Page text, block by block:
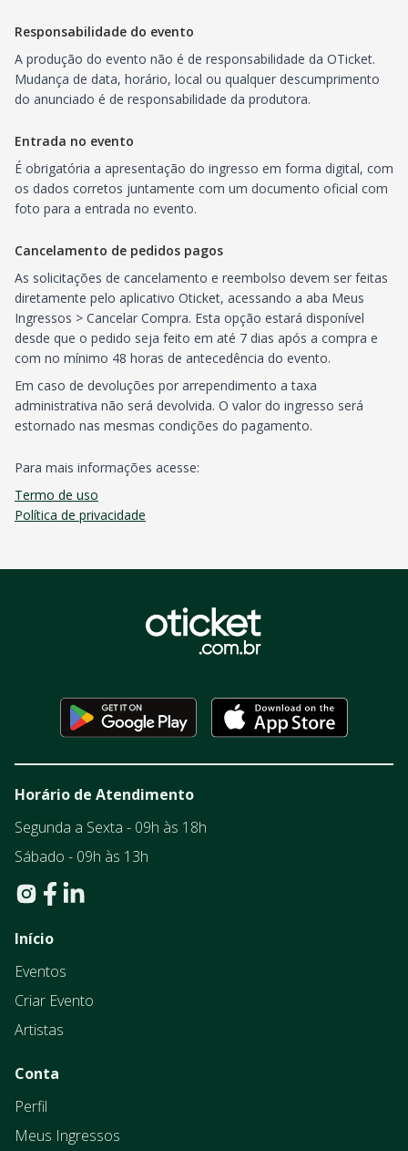
Responsabilidade do evento
A produção do evento não é de responsabilidade da OTicket.
Mudança de data, horário, local ou qualquer descumprimento
do anunciado é de responsabilidade da produtora.
Entrada no evento
É obrigatória a apresentação do ingresso em forma digital, com
os dados corretos juntamente com um documento oficial com
foto para a entrada no evento.
Cancelamento de pedidos pagos
As solicitações de cancelamento e reembolso devem ser feitas
diretamente pelo aplicativo Oticket, acessando a aba Meus
Ingressos > Cancelar Compra. Esta opção estará disponível
desde que o pedido seja feito em até 7 dias após a compra e
com no mínimo 48 horas de antecedência do evento.
Em caso de devoluções por arrependimento a taxa
administrativa não será devolvida. O valor do ingresso será
estornado nas mesmas condições do pagamento.
Para mais informações acesse:
Termo de uso
Política de privacidade
Horário de Atendimento
Segunda a Sexta - 09h às 18h
Sábado - 09h às 13h
Início
Eventos
Criar Evento
Artistas
Conta
Perfil
Meus Ingressos